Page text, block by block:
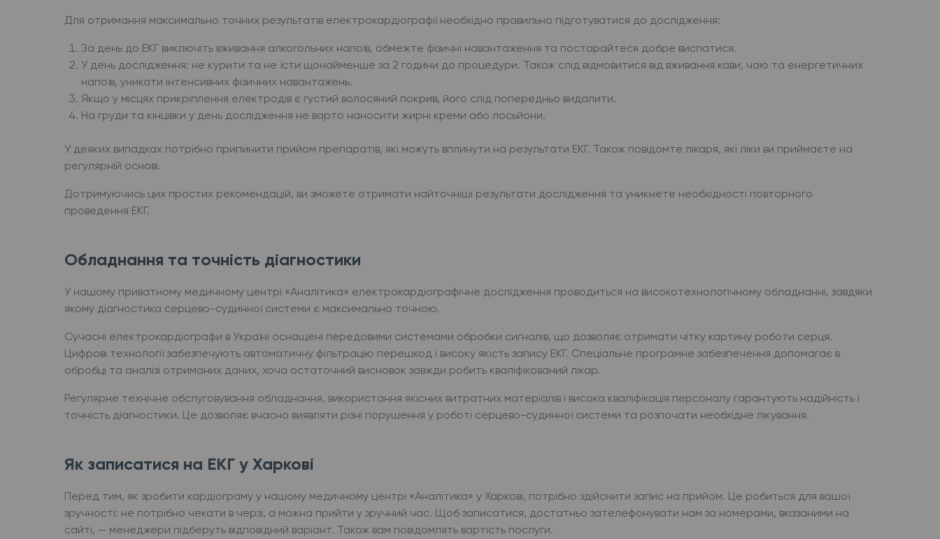
Для отримання максимально точних результатів електрокардіографії необхідно правильно підготуватися до дослідження:
За день до ЕКГ виключіть вживання алкогольних напоїв, обмежте фізичні навантаження та постарайтеся добре виспатися.
У день дослідження: не курити та не їсти щонайменше за 2 години до процедури. Також слід відмовитися від вживання кави, чаю та енергетичних
напоїв, уникати інтенсивних фізичних навантажень.
Якщо у місцях прикріплення електродів є густий волосяний покрив, його слід попередньо видалити.
На груди та кінцівки у день дослідження не варто наносити жирні креми або лосьйони.
У деяких випадках потрібно припинити прийом препаратів, які можуть вплинути на результати ЕКГ. Також повідомте лікаря, які ліки ви приймаєте на
регулярній основі.
Дотримуючись цих простих рекомендацій, ви зможете отримати найточніші результати дослідження та уникнете необхідності повторного
проведення ЕКГ.
Обладнання та точність діагностики
У нашому приватному медичному центрі «Аналітика» електрокардіографічне дослідження проводиться на високотехнологічному обладнанні, завдяки
якому діагностика серцево-судинної системи є максимально точною.
Сучасні електрокардіографи в Україні оснащені передовими системами обробки сигналів, що дозволяє отримати чітку картину роботи серця.
Цифрові технології забезпечують автоматичну фільтрацію перешкод і високу якість запису ЕКГ. Спеціальне програмне забезпечення допомагає в
обробці та аналізі отриманих даних, хоча остаточний висновок завжди робить кваліфікований лікар.
Регулярне технічне обслуговування обладнання, використання якісних витратних матеріалів і висока кваліфікація персоналу гарантують надійність і
точність діагностики. Це дозволяє вчасно виявляти різні порушення у роботі серцево-судинної системи та розпочати необхідне лікування.
Як записатися на ЕКГ у Харкові
Перед тим, як зробити кардіограму у нашому медичному центрі «Аналітика» у Харкові, потрібно здійснити запис на прийом. Це робиться для вашої
зручності: не потрібно чекати в черзі, а можна прийти у зручний час. Щоб записатися, достатньо зателефонувати нам за номерами, вказаними на
сайті, — менеджери підберуть відповідний варіант. Також вам повідомлять вартість послуги.